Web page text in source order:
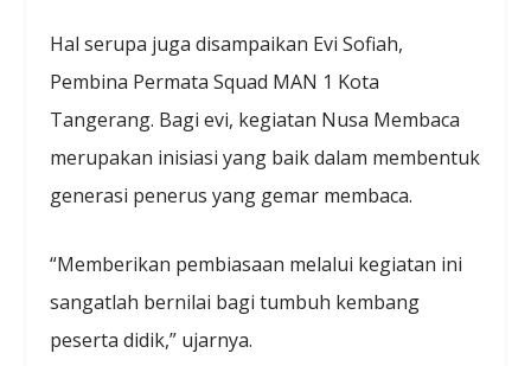
Hal serupa juga disampaikan Evi Sofiah,
Pembina Permata Squad MAN 1 Kota
Tangerang. Bagi evi, kegiatan Nusa Membaca
merupakan inisiasi yang baik dalam membentuk
generasi penerus yang gemar membaca.
“Memberikan pembiasaan melalui kegiatan ini
sangatlah bernilai bagi tumbuh kembang
peserta didik,” ujarnya.